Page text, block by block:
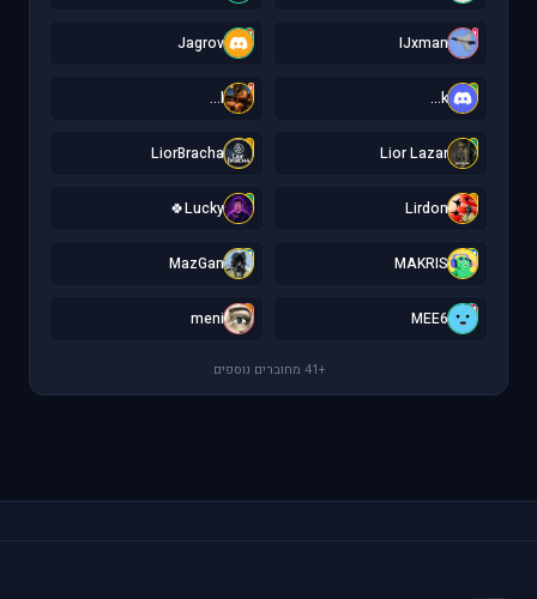
I
IJxman
J
Jagrov
k
k...
l
l...
L
Lior Lazar
L
LiorBracha
L
Lirdon
L
Lucky🍀
M
MAKRIS
M
MazGan
M
MEE6
m
meni
+41 מחוברים נוספים